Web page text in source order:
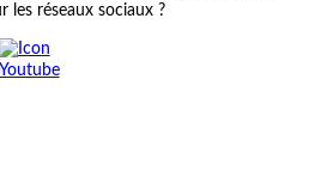
les réseaux sociaux ?